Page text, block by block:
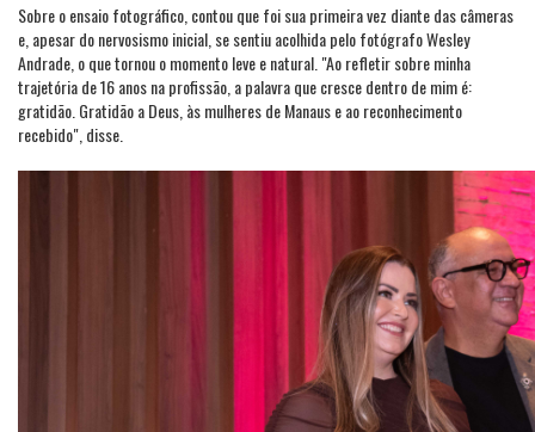
Sobre o ensaio fotográfico, contou que foi sua primeira vez diante das câmeras
e, apesar do nervosismo inicial, se sentiu acolhida pelo fotógrafo Wesley
Andrade, o que tornou o momento leve e natural. "Ao refletir sobre minha
trajetória de 16 anos na profissão, a palavra que cresce dentro de mim é:
gratidão. Gratidão a Deus, às mulheres de Manaus e ao reconhecimento
recebido", disse.